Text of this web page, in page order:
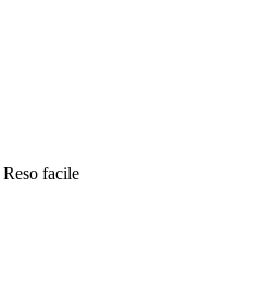
Reso facile